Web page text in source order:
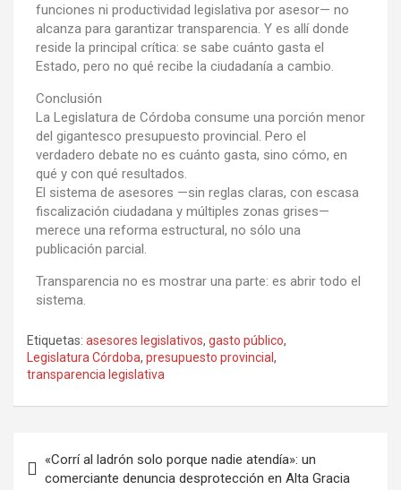
funciones ni productividad legislativa por asesor— no
alcanza para garantizar transparencia. Y es allí donde
reside la principal crítica: se sabe cuánto gasta el
Estado, pero no qué recibe la ciudadanía a cambio.
Conclusión
La Legislatura de Córdoba consume una porción menor
del gigantesco presupuesto provincial. Pero el
verdadero debate no es cuánto gasta, sino cómo, en
qué y con qué resultados.
El sistema de asesores —sin reglas claras, con escasa
fiscalización ciudadana y múltiples zonas grises—
merece una reforma estructural, no sólo una
publicación parcial.
Transparencia no es mostrar una parte: es abrir todo el
sistema.
Etiquetas: asesores legislativos, gasto público,
Legislatura Córdoba, presupuesto provincial ,
transparencia legislativa
«Corrí al ladrón solo porque nadie atendía»: un
comerciante denuncia desprotección en Alta Gracia